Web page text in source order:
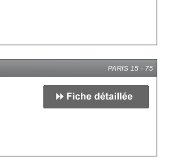
PARIS 15 - 75